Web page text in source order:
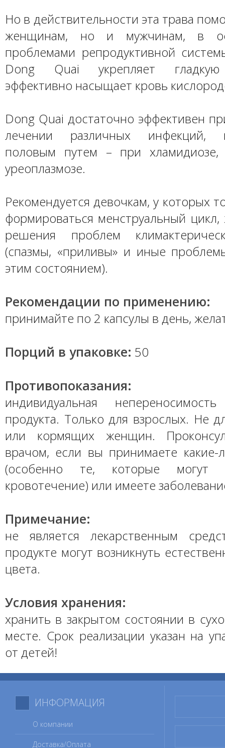
Но в действительности эта трава
женщинам, но и мужчинам, в
проблемами репродуктивной
Dong Quai укрепляет гладкую
эффективно насыщает кровь
Dong Quai достаточно эффективен
лечении различных инфекций,
половым путем – при хламидиозе,
уреоплазмозе.
Рекомендуется девочкам, у которых
формироваться менструальный
решения проблем
(спазмы, «приливы» и иные
этим состоянием).
Рекомендации по применению:
принимайте по 2 капсулы в день,
Порций в упаковке: 50
Противопоказания:
индивидуальная
продукта. Только для взрослых. Не
или кормящих женщин.
врачом, если вы принимаете какие-
(особенно те, которые могут
кровотечение) или имеете
Примечание:
не является лекарственным
продукте могут возникнуть
цвета.
Условия хранения:
хранить в закрытом состоянии в
месте. Срок реализации указан на
от детей!
ИНФОРМАЦИЯ
О компании
Доставка/Оплата